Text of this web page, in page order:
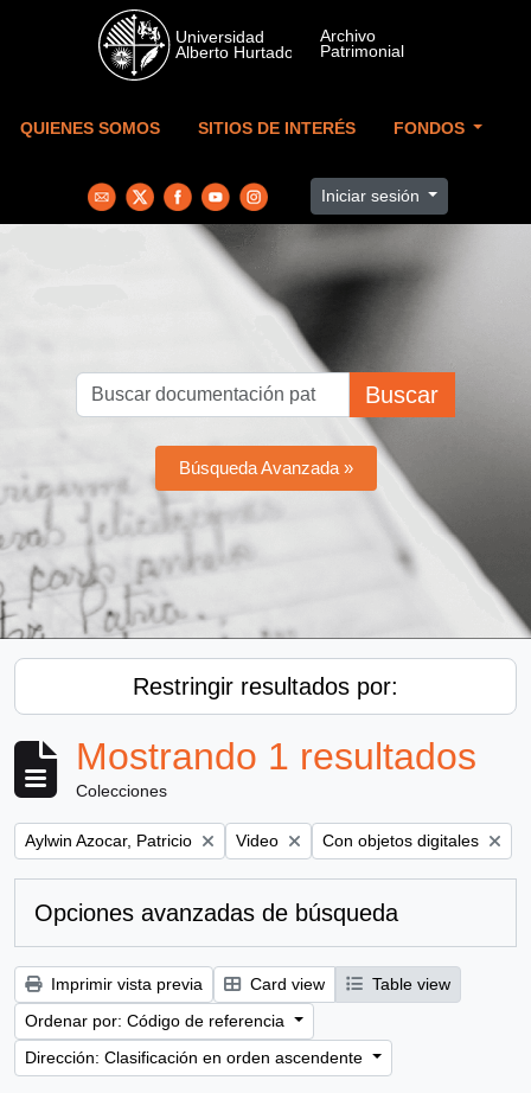
Skip to main content
QUIENES SOMOS SITIOS DE INTERÉS FONDOS
Iniciar sesión
Buscar
Búsqueda Avanzada »
Restringir resultados por:
Mostrando 1 resultados
Colecciones
Remove filter:
Aylwin Azocar, Patricio Remove filter:
Video Remove filter:
Con objetos digitales
Opciones avanzadas de búsqueda
Imprimir vista previa Card view
Table view
Ordenar por: Código de referencia
Dirección: Clasificación en orden ascendente